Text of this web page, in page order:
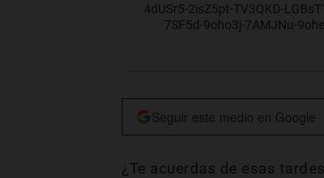
4dUSr5-2isZ5pt-TV3QKD-
7SF5d-9oho3j-7AMJNu-
Seguir este medio en Google
¿Te acuerdas de esas